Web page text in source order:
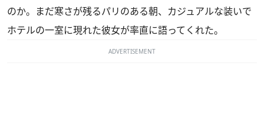
のか。まだ寒さが残るパリのある朝、カジュアルな装いで
ホテルの一室に現れた彼女が率直に語ってくれた。
ADVERTISEMENT